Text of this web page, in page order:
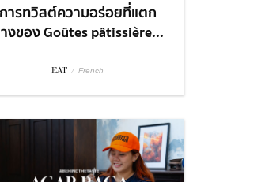
การทวิสต์ความอร่อยที่แตก
งของ Goûtes pâtissière...
EAT / French